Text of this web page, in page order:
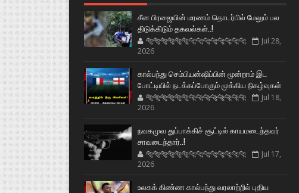
சீன பிரஜையின் மரணம் தொடர்பில் மேலும் பல
திடுக்கிடும் தகவல்கள்..!
🐅🐅🐅🐅🐅🐅🐆🐆🐆🐆🐆🐆🐆🐆
Jul 28,
2026
கால்பந்து செம்பியன்ஷிப்பின் மூன்றாம் இட
போட்டியில் நடக்கப்போகும் முக்கிய நிகழ்வுகள்
🐅🐅🐅🐅🐅🐅🐆🐆🐆🐆🐆🐆🐆🐆
Jul 18,
2026
நவகமுவ துப்பாக்கிச் சூட்டில் காயமடைந்தவர்
சாவடைந்தார்..!
🐅🐅🐅🐅🐅🐅🐆🐆🐆🐆🐆🐆🐆🐆
Jul 17,
2026
உலகக் கிண்ண கால்பந்து வரலாற்றில் புதிய